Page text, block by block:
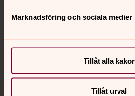
Marknadsföring och sociala medier
Tillåt alla kakor
Tillåt urval